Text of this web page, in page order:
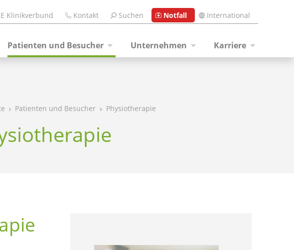
Klinikverbund Kontakt Suchen Notfall International
Patienten und Besucher Unternehmen Karriere
Patienten und Besucher Physiotherapie